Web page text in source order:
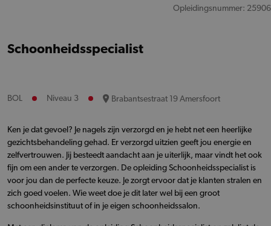
Schoonheidsspecialist
BOL Niveau 3 Brabantsestraat 19 Amersfoort
Ken je dat gevoel? Je nagels zijn verzorgd en je hebt net een heerlijke
gezichtsbehandeling gehad. Er verzorgd uitzien geeft jou energie en
zelfvertrouwen. Jij besteedt aandacht aan je uiterlijk, maar vindt het ook
fijn om een ander te verzorgen. De opleiding Schoonheidsspecialist is
voor jou dan de perfecte keuze. Je zorgt ervoor dat je klanten stralen en
zich goed voelen. Wie weet doe je dit later wel bij een groot
schoonheidsinstituut of in je eigen schoonheidssalon.
Opleidingsnummer: 25906